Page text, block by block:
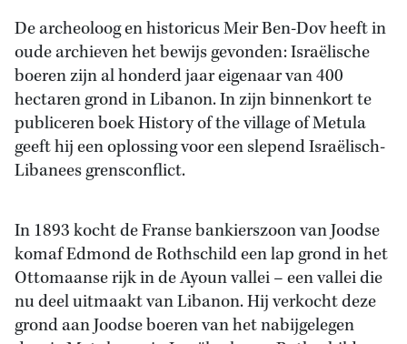
De archeoloog en historicus Meir Ben-Dov heeft in
oude archieven het bewijs gevonden: Israëlische
boeren zijn al honderd jaar eigenaar van 400
hectaren grond in Libanon. In zijn binnenkort te
publiceren boek History of the village of Metula
geeft hij een oplossing voor een slepend Israëlisch-
Libanees grensconflict.
In 1893 kocht de Franse bankierszoon van Joodse
komaf Edmond de Rothschild een lap grond in het
Ottomaanse rijk in de Ayoun vallei – een vallei die
nu deel uitmaakt van Libanon. Hij verkocht deze
grond aan Joodse boeren van het nabijgelegen